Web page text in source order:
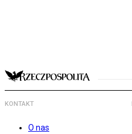
KONTAKT
O nas